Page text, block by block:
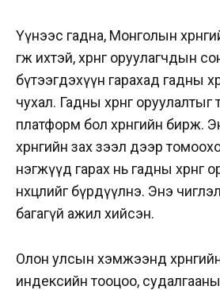
Үүнээс гадна, Монголын
өгөөж ихтэй, хөрөнгө оруулагчдын
бүтээгдэхүүн гарахад гадны
чухал. Гадны хөрөнгө
платформ бол хөрөнгийн бирж.
хөрөнгийн зах зээл дээр
нэгжүүд гарах нь гадны хөрөнгө
нөхцөлийг бүрдүүлнэ. Энэ
багагүй ажил хийсэн.
Олон улсын хэмжээнд
индексийн тооцоо,